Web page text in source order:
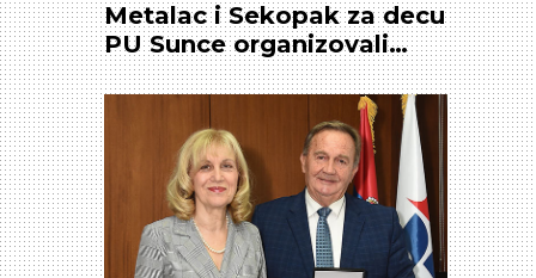
Metalac i Sekopak za decu
PU Sunce organizovali
predstavu „Sakupljaj svoju
ambalažu i nosi na
reciklažu“